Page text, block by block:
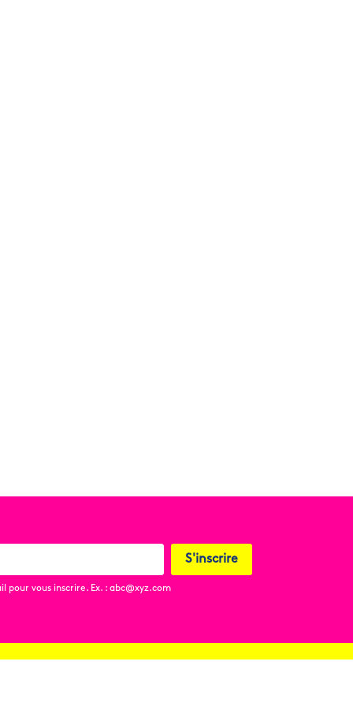
pour vous inscrire. Ex. : abc@xyz.com
S'inscrire